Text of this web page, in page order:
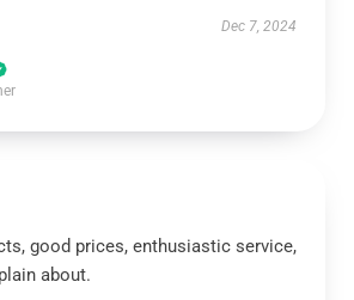
Dec 7, 2024
good prices, enthusiastic service,
about.